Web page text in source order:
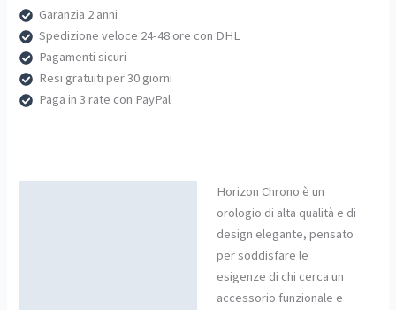
Garanzia 2 anni
Spedizione veloce 24-48 ore con DHL
Pagamenti sicuri
Resi gratuiti per 30 giorni
Paga in 3 rate con PayPal
Horizon Chrono è un
orologio di alta qualità e di
design elegante, pensato
per soddisfare le
esigenze di chi cerca un
accessorio funzionale e